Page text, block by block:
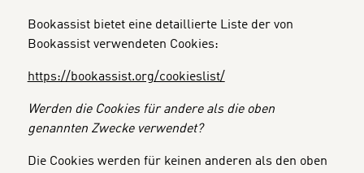
Bookassist bietet eine detaillierte Liste der von
Bookassist verwendeten Cookies:
https://bookassist.org/cookieslist/
Werden die Cookies für andere als die oben
genannten Zwecke verwendet?
Die Cookies werden für keinen anderen als den oben